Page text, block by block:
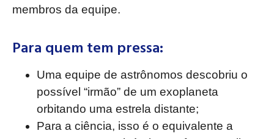
membros da equipe.
Para quem tem pressa:
Uma equipe de astrônomos descobriu o
possível “irmão” de um exoplaneta
orbitando uma estrela distante;
Para a ciência, isso é o equivalente a